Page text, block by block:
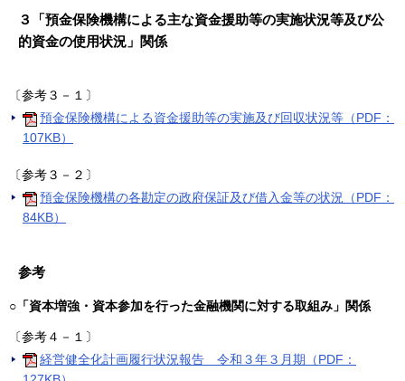
３「預金保険機構による主な資金援助等の実施状況等及び公
的資金の使用状況」関係
〔参考３－１〕
預金保険機構による資金援助等の実施及び回収状況等（PDF：
107KB）
〔参考３－２〕
預金保険機構の各勘定の政府保証及び借入金等の状況（PDF：
84KB）
参考
○「資本増強・資本参加を行った金融機関に対する取組み」関係
〔参考４－１〕
経営健全化計画履行状況報告 令和３年３月期（PDF：